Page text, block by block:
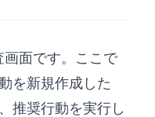
面です。ここで
を新規作成した
推奨行動を実行し